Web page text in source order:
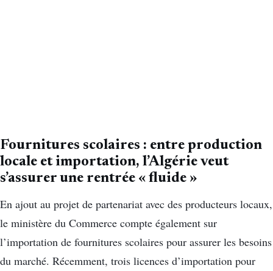
Fournitures scolaires : entre production
locale et importation, l’Algérie veut
s’assurer une rentrée « fluide »
En ajout au projet de partenariat avec des producteurs locaux,
le ministère du Commerce compte également sur
l’importation de fournitures scolaires pour assurer les besoins
du marché. Récemment, trois licences d’importation pour